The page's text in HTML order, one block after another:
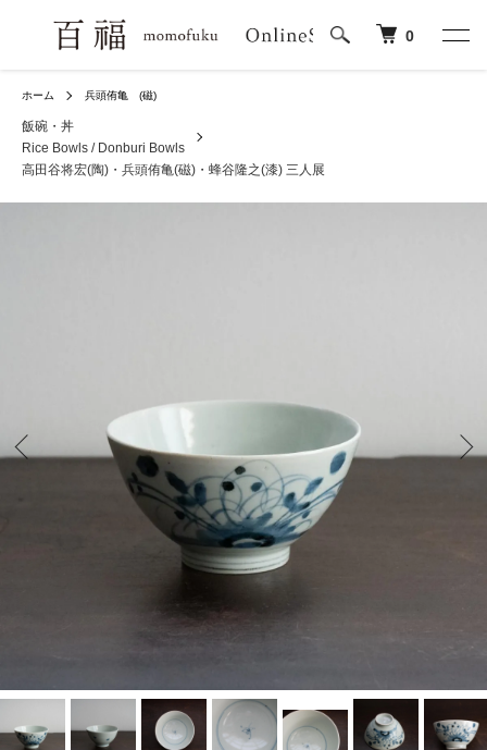
0
ホーム 兵頭侑亀 (磁)
飯碗・丼
Rice Bowls / Donburi Bowls
高田谷将宏(陶)・兵頭侑亀(磁)・蜂谷隆之(漆) 三人展